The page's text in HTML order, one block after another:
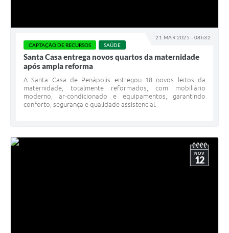
21 MAR 2025 - 08h32
CAPTAÇÃO DE RECURSOS SAÚDE
Santa Casa entrega novos quartos da maternidade
após ampla reforma
A Santa Casa de Penápolis entregou 18 novos leitos da
maternidade, totalmente reformados, com mobiliário
moderno, ar-condicionado e equipamentos, garantindo
conforto, segurança e qualidade assistencial.
NOV
12